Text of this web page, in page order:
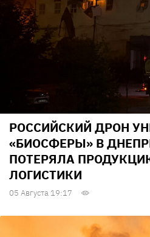
РОССИЙСКИЙ ДРОН
«БИОСФЕРЫ» В
ПОТЕРЯЛА
ЛОГИСТИКИ
05 Августа 19:17